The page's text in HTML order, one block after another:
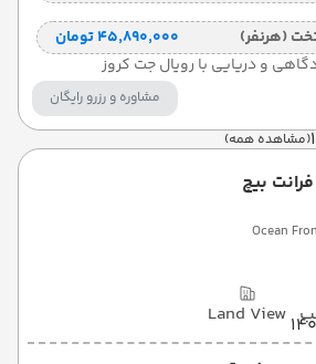
(مشاهده همه)
(هرنفر)
۴۵٬۸۹۰٬۰۰۰ تومان
و دریایی با رویال جت کروز
مشاوره و رزرو رایگان
بیچ
Ocean
Land View